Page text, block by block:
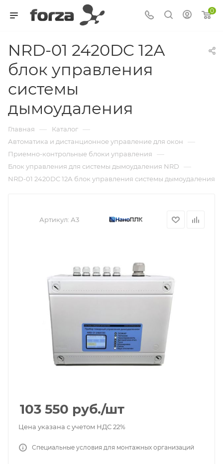
0
NRD-01 2420DC 12А
блок управления
системы
дымоудаления
Главная — Каталог —
Автоматика и дистанционное управление для окон —
Приемно-контрольные блоки управления —
Блок управления для системы дымоудаления NRD —
NRD-01 2420DC 12А блок управления системы дымоудаления
Артикул: А3
103 550 руб./шт
Цена указана с учетом НДС 22%
Специальные условия для монтажных организаций